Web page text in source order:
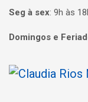
Seg à sex: 9h às
Domingos e
Página inicial